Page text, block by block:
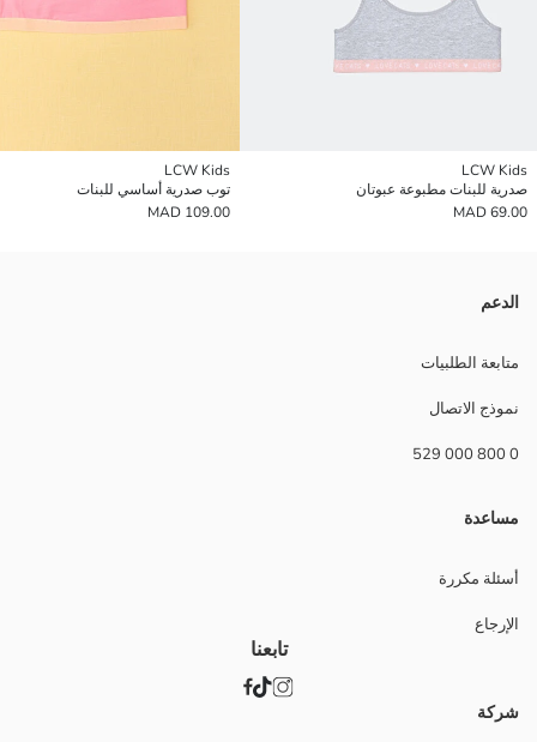
LCW Kids
صدرية للبنات مطبوعة عبوتان
69.00 MAD
LCW Kids
توب صدرية أساسي للبنات
109.00 MAD
الدعم
متابعة الطلبيات
نموذج الاتصال
0 800 000 529
مساعدة
أسئلة مكررة
الإرجاع
شركة
تابعنا